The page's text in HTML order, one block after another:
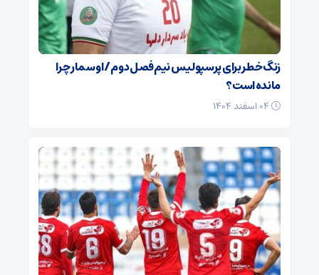
زنگ خطر برای پرسپولیس نیم‌فصل دوم / اوسمار چرا
مانده است؟